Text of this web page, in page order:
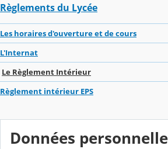
Règlements du Lycée
Les horaires d'ouverture et de cours
L'Internat
Le Règlement Intérieur
Règlement intérieur EPS
Données